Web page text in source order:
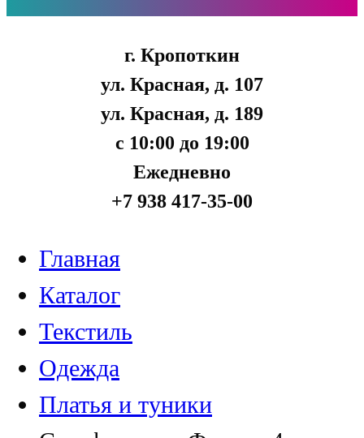
г. Кропоткин
ул. Красная, д. 107
ул. Красная, д. 189
с 10:00 до 19:00
Ежедневно
+7 938 417-35-00
Главная
Каталог
Текстиль
Одежда
Платья и туники